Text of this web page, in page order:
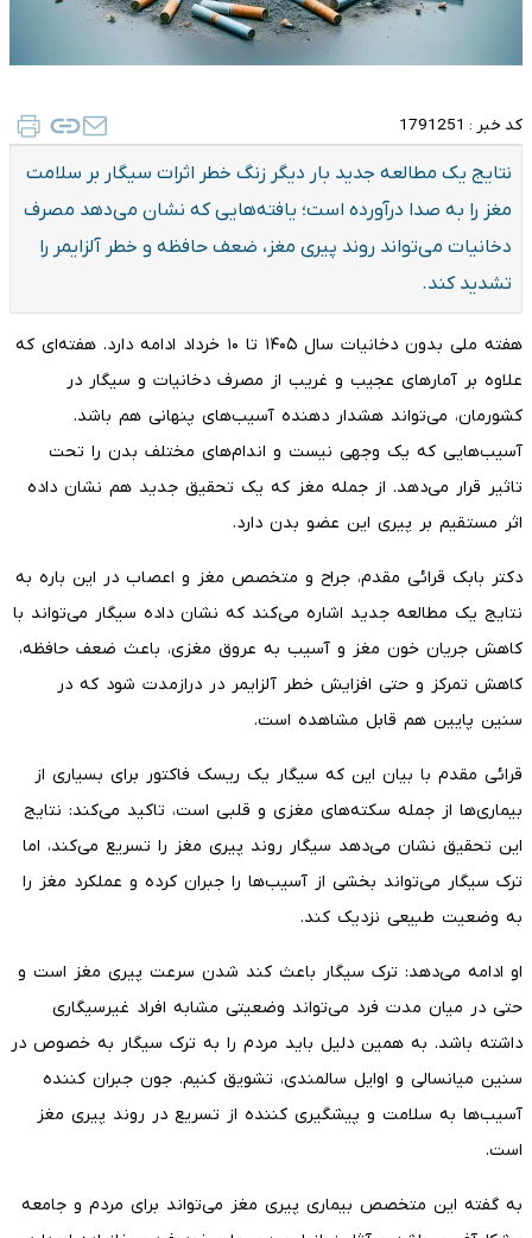
کد خبر : 1791251
نتایج یک مطالعه جدید بار دیگر زنگ خطر اثرات سیگار بر سلامت
مغز را به صدا درآورده است؛ یافته‌هایی که نشان می‌دهد مصرف
دخانیات می‌تواند روند پیری مغز، ضعف حافظه و خطر آلزایمر را
تشدید کند.
هفته ملی بدون دخانیات سال ۱۴۰۵ تا ۱۰ خرداد ادامه دارد. هفته‌ای که
علاوه بر آمارهای عجیب و غریب از مصرف دخانیات و سیگار در
کشورمان، می‌تواند هشدار دهنده آسیب‌های پنهانی هم باشد.
آسیب‌هایی که یک وجهی نیست و اندام‌های مختلف بدن را تحت
تاثیر قرار می‌دهد. از جمله مغز که یک تحقیق جدید هم نشان داده
اثر مستقیم بر پیری این عضو بدن دارد.
دکتر بابک قرائی مقدم، جراح و متخصص مغز و اعصاب در این باره به
نتایج یک مطالعه جدید اشاره می‌کند که نشان داده سیگار می‌تواند با
کاهش جریان خون مغز و آسیب به عروق مغزی، باعث ضعف حافظه،
کاهش تمرکز و حتی افزایش خطر آلزایمر در درازمدت شود که در
سنین پایین هم قابل مشاهده‌ است.
قرائی مقدم با بیان این که سیگار یک ریسک فاکتور برای بسیاری از
بیماری‌ها از جمله سکته‌های مغزی و قلبی است، تاکید می‌کند: نتایج
این تحقیق نشان می‌دهد سیگار روند پیری مغز را تسریع می‌کند، اما
ترک سیگار می‌تواند بخشی از آسیب‌ها را جبران کرده و عملکرد مغز را
به وضعیت طبیعی نزدیک کند.
او ادامه می‌دهد: ترک سیگار باعث کند شدن سرعت پیری مغز است و
حتی در میان مدت فرد می‌تواند وضعیتی مشابه افراد غیرسیگاری
داشته باشد. به همین دلیل باید مردم را به ترک سیگار به خصوص در
سنین میانسالی و اوایل سالمندی، تشویق کنیم. جون جبران کننده
آسیب‌ها به سلامت و پیشگیری کننده از تسریع در روند پیری مغز
است.
به گفته این متخصص بیماری پیری مغز می‌تواند برای مردم و جامعه